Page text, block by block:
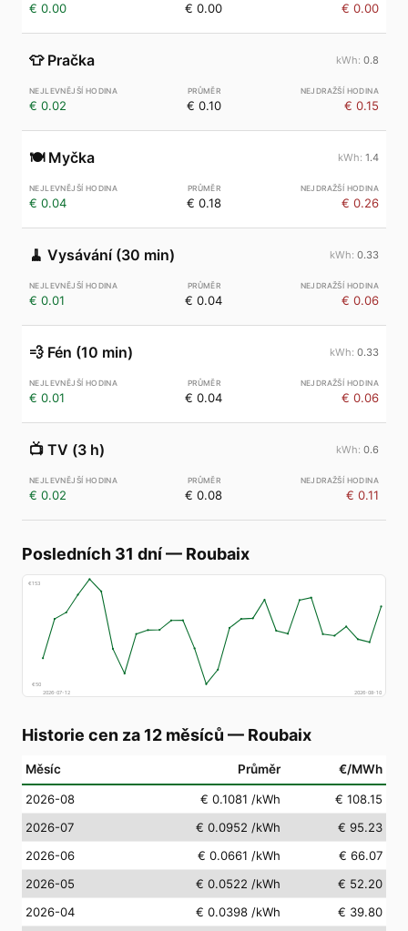
€ 0.00 € 0.00 € 0.00
👕 Pračka 0.8
€ 0.02 € 0.10 € 0.15
🍽️ Myčka 1.4
€ 0.04 € 0.18 € 0.26
🧹 Vysávání (30 min) 0.33
€ 0.01 € 0.04 € 0.06
💨 Fén (10 min) 0.33
€ 0.01 € 0.04 € 0.06
📺 TV (3 h) 0.6
€ 0.02 € 0.08 € 0.11
Posledních 31 dní— Roubaix
€153
€50
2026-07-12
2026-08-10
Historie cen za 12 měsíců — Roubaix
Měsíc Průměr €/MWh
2026-08 € 0.1081 /kWh
€ 108.15
2026-07
€ 0.0952 /kWh
€ 95.23
2026-06
€ 0.0661 /kWh
€ 66.07
2026-05
€ 0.0522 /kWh
€ 52.20
2026-04
€ 0.0398 /kWh
€ 39.80